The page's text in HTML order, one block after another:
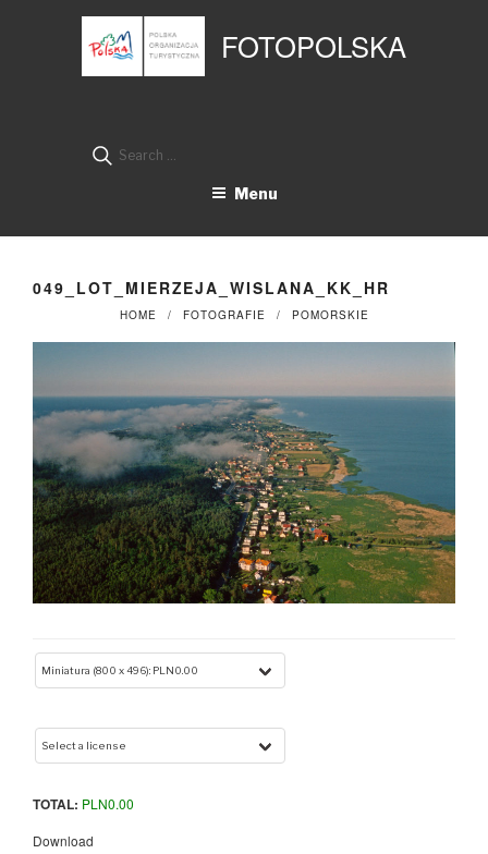
FOTOPOLSKA
Search
Menu
049_LOT_MIERZEJA_WISLANA_KK_HR
HOME FOTOGRAFIE POMORSKIE
TOTAL: PLN0.00
Download
Panel zarządzania plikami cookies